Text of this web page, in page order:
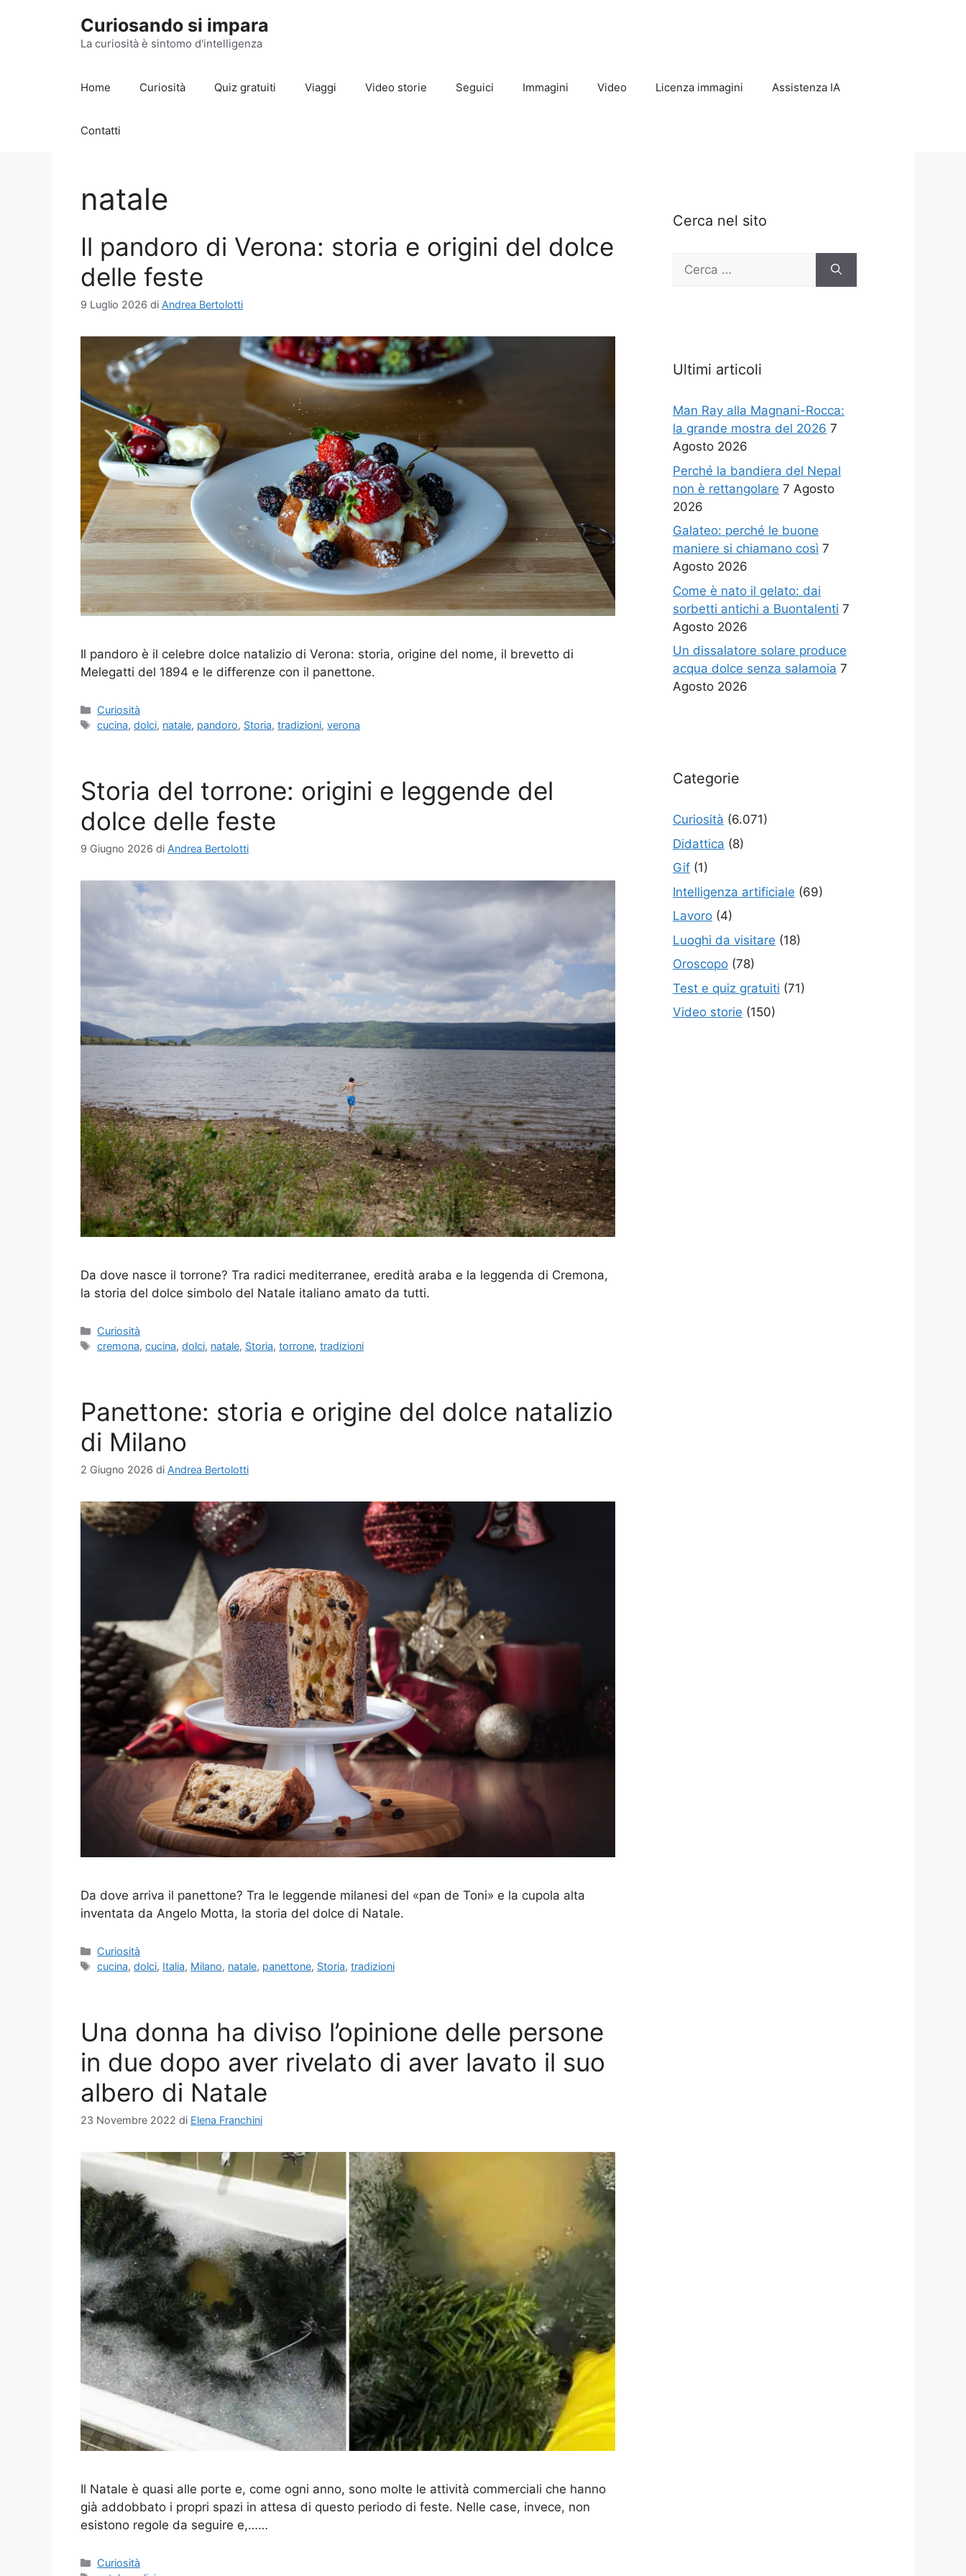
Curiosando si impara
La curiosità è sintomo d'intelligenza
Home Curiosità Quiz gratuiti Viaggi Video storie Seguici Immagini Video Licenza immagini Assistenza IA
Contatti
natale
Il pandoro di Verona: storia e origini del dolce
delle feste
9 Luglio 2026 di Andrea Bertolotti
Il pandoro è il celebre dolce natalizio di Verona: storia, origine del nome, il brevetto di
Melegatti del 1894 e le differenze con il panettone.
Categorie
Curiosità
Tag
cucina,dolci, natale, pandoro, Storia,tradizioni,verona
Storia del torrone: origini e leggende del
dolce delle feste
9 Giugno 2026 di Andrea Bertolotti
Da dove nasce il torrone? Tra radici mediterranee, eredità araba e la leggenda di Cremona,
la storia del dolce simbolo del Natale italiano amato da tutti.
Categorie
Curiosità
Tag
cremona,cucina,dolci, natale, Storia,torrone,tradizioni
Panettone: storia e origine del dolce natalizio
di Milano
2 Giugno 2026 di Andrea Bertolotti
Da dove arriva il panettone? Tra le leggende milanesi del «pan de Toni» e la cupola alta
inventata da Angelo Motta, la storia del dolce di Natale.
Categorie
Curiosità
Tag
cucina,dolci, Italia, Milano, natale, panettone, Storia,tradizioni
Una donna ha diviso l’opinione delle persone
in due dopo aver rivelato di aver lavato il suo
albero di Natale
23 Novembre 2022 di Elena Franchini
Il Natale è quasi alle porte e, come ogni anno, sono molte le attività commerciali che hanno
già addobbato i propri spazi in attesa di questo periodo di feste. Nelle case, invece, non
esistono regole da seguire e,……
Categorie
Curiosità
Cerca nel sito
Ricerca
Ultimi articoli
Man Ray alla Magnani-Rocca:
la grande mostra del 2026 7
Agosto 2026
Perché la bandiera del Nepal
non è rettangolare 7 Agosto
2026
Galateo: perché le buone
maniere si chiamano così 7
Agosto 2026
Come è nato il gelato: dai
sorbetti antichi a Buontalenti 7
Agosto 2026
Un dissalatore solare produce
acqua dolce senza salamoia 7
Agosto 2026
Categorie
Curiosità (6.071)
Didattica (8)
Gif (1)
Intelligenza artificiale (69)
Lavoro (4)
Luoghi da visitare (18)
Oroscopo (78)
Test e quiz gratuiti (71)
Video storie (150)